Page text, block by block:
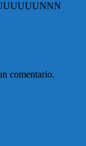
comentario.